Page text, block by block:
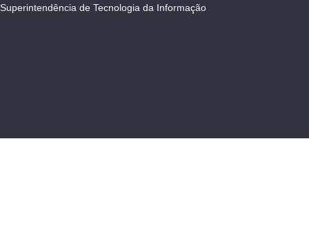
Superintendência de Tecnologia da Informação